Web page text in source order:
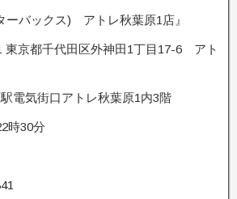
ーバックス) アトレ秋葉原1店』
京都千代田区外神田1丁目17-6 アト
電気街口アトレ秋葉原1内3階
時30分